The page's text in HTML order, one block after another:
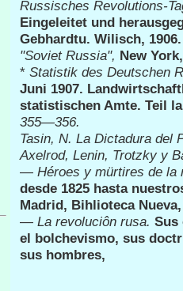
Russisches Revolutions-
Eingeleitet und
Gebhardtu. Wilisch,
"Soviet Russia", New
* Statistik des Deutschen
Juni 1907.
statistischen Amte. Teil
355—356.
Tasin, N. La Dictadura del
Axelrod, Lenin, Trotzky y
— Héroes y mürtires de la
desde 1825 hasta
Madrid, Bihlioteca
— La revoluciôn rusa. Sus
el bolchevismo, sus
sus hombres,